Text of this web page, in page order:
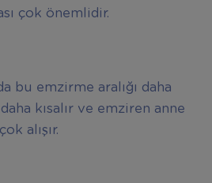
çok önemlidir.
bu emzirme aralığı daha
kısalır ve emziren anne
alışır.